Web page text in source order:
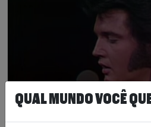
QUAL MUNDO VOCÊ